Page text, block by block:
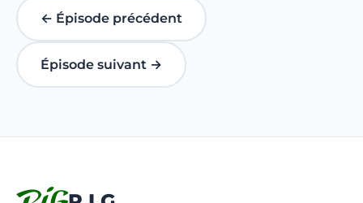
← Épisode précédent
Épisode suivant →